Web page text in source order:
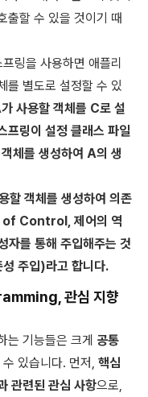
출할 수 있을 것이기 때
링을 사용하면 애플리
를 별도로 설정할 수 있
사용할 객체를 C로 설
프링이 설정 클래스 파일
체를 생성하여 A의 생
할 객체를 생성하여 의존
of Control, 제어의 역
자를 통해 주입해주는 것
주입)라고 합니다.
관심 지향
는 기능들은 크게 공통
있습니다. 먼저, 핵심
관련된 관심 사항으로,